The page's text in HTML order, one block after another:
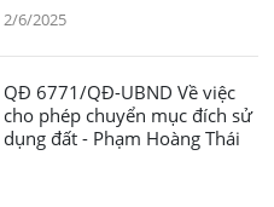
2/6/2025
QĐ 6771/QĐ-UBND Về việc
cho phép chuyển mục đích sử
dụng đất - Phạm Hoàng Thái